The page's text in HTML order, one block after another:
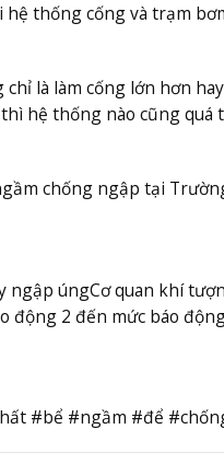
hệ thống cống và trạm
là làm cống lớn hơn
hệ thống nào cũng
chống ngập tại
ngập úngCơ quan khí
động 2 đến mức báo
#bể #ngầm #để